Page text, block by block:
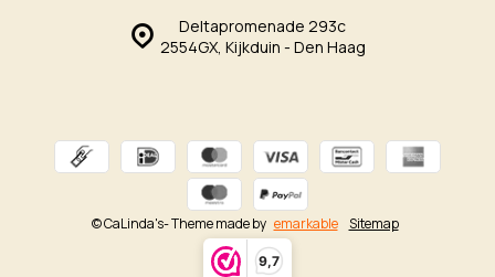
9,7
Deltapromenade 293c
2554GX, Kijkduin - Den Haag
© CaLinda's- Theme made by emarkable Sitemap